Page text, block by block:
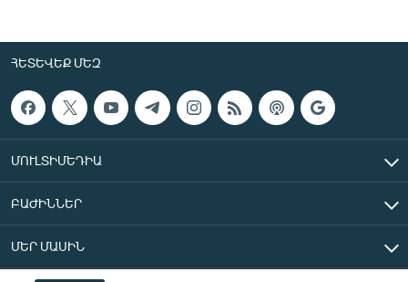
ՀԵՏԵՎԵՔ ՄԵԶ
ՄՈՒԼՏԻՄԵԴԻԱ
ԲԱԺԻՆՆԵՐ
ՄԵՐ ՄԱՍԻՆ